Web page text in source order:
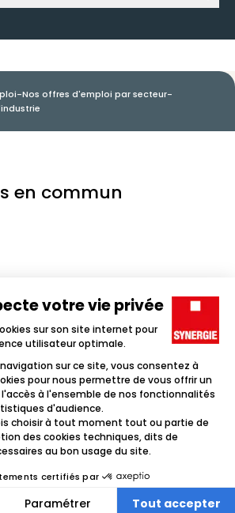
-Nos offres d'emploi par secteur-
en commun
InstagramTikTok Youtube